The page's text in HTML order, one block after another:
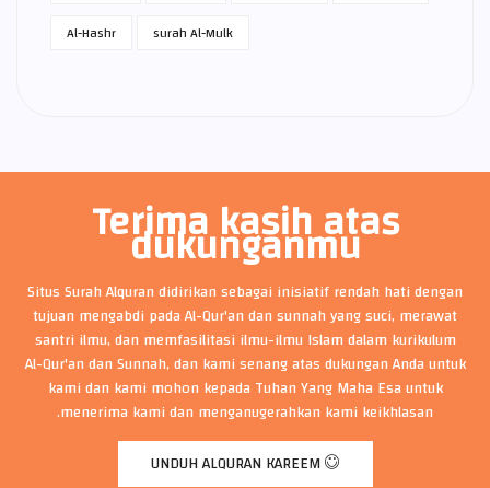
Al-Hashr
surah Al-Mulk
Terima kasih atas
dukunganmu
Situs Surah Alquran didirikan sebagai inisiatif rendah hati dengan
tujuan mengabdi pada Al-Qur'an dan sunnah yang suci, merawat
santri ilmu, dan memfasilitasi ilmu-ilmu Islam dalam kurikulum
Al-Qur'an dan Sunnah, dan kami senang atas dukungan Anda untuk
kami dan kami mohon kepada Tuhan Yang Maha Esa untuk
menerima kami dan menganugerahkan kami keikhlasan.
UNDUH ALQURAN KAREEM